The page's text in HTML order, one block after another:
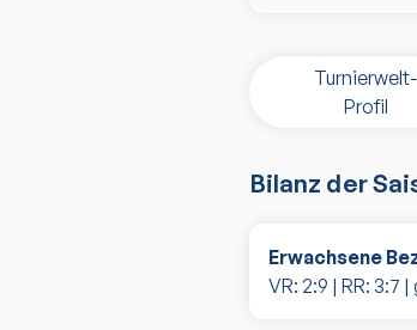
Turnierwelt-
Profil
Bilanz der
Erwachsene
VR: 2:9 | RR: 3:7 |